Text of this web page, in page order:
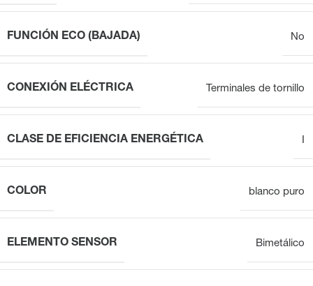
FUNCIÓN ECO (BAJADA) No
CONEXIÓN ELÉCTRICA Terminales de tornillo
CLASE DE EFICIENCIA ENERGÉTICA
COLOR blanco puro
ELEMENTO SENSOR Bimetálico